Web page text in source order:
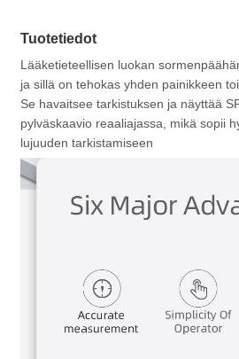
Tuotetiedot
Lääketieteellisen luokan
ja sillä on tehokas yhden painikkeen
Se havaitsee tarkistuksen ja näyttää
pylväskaavio reaaliajassa, mikä sopii
lujuuden tarkistamiseen